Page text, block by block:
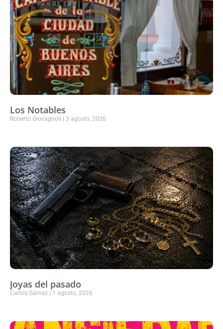
Los Notables
Roberto Giovagnoli 3 agosto, 2026
Joyas del pasado
Carlos Gámez 1 agosto, 2026